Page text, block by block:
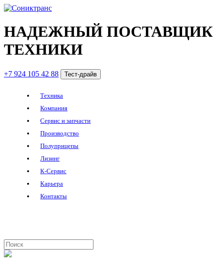
НАДЕЖНЫЙ ПОСТАВЩИК
ТЕХНИКИ
+7 924 105 42 88 Тест-драйв
Техника
Компания
Сервис и запчасти
Производство
Полуприцепы
Лизинг
К-Сервис
Карьера
Контакты